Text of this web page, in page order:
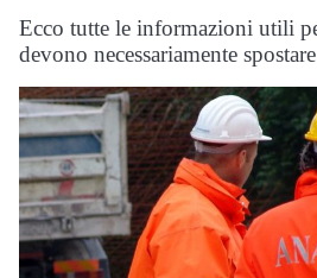
Ecco tutte le informazioni utili
devono necessariamente spostare